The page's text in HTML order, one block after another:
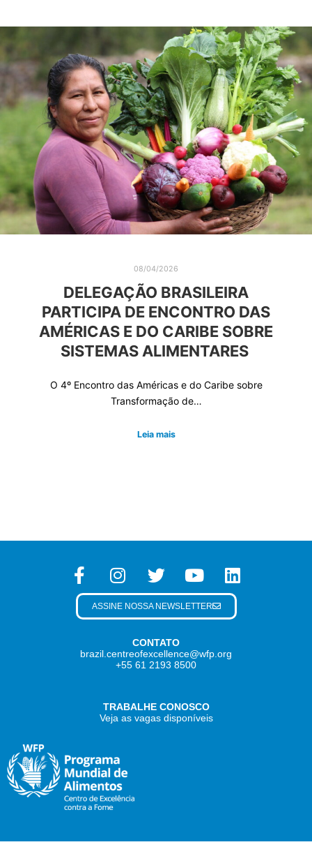
08/04/2026
DELEGAÇÃO BRASILEIRA
PARTICIPA DE ENCONTRO DAS
AMÉRICAS E DO CARIBE SOBRE
SISTEMAS ALIMENTARES
O 4º Encontro das Américas e do Caribe sobre
Transformação de…
Leia mais
CONTATO
brazil.centreofexcellence@wfp.org
+55 61 2193 8500
TRABALHE CONOSCO
Veja as vagas disponíveis
ASSINE NOSSA NEWSLETTER